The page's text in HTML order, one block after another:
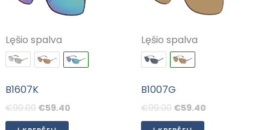
Lęšio spalva
B1607K
€99.00 €59.40
Lęšio spalva
B1007G
€99.00 €59.40